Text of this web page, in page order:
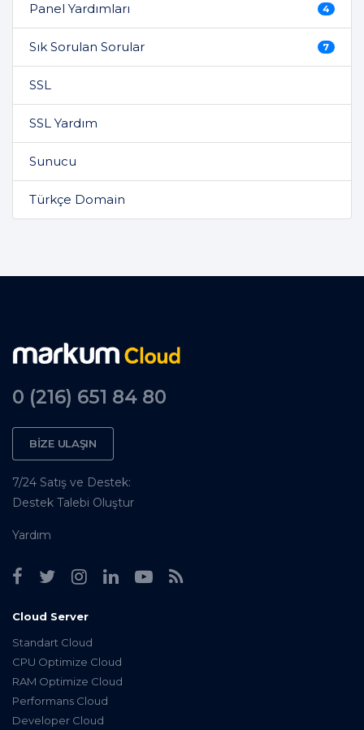
Panel Yardımları 4
Sık Sorulan Sorular 7
SSL
SSL Yardım
Sunucu
Türkçe Domain
0 (216) 651 84 80
BİZE ULAŞIN
7/24 Satış ve Destek:
Destek Talebi Oluştur
Yardım
Cloud Server
Standart Cloud
CPU Optimize Cloud
RAM Optimize Cloud
Performans Cloud
Developer Cloud